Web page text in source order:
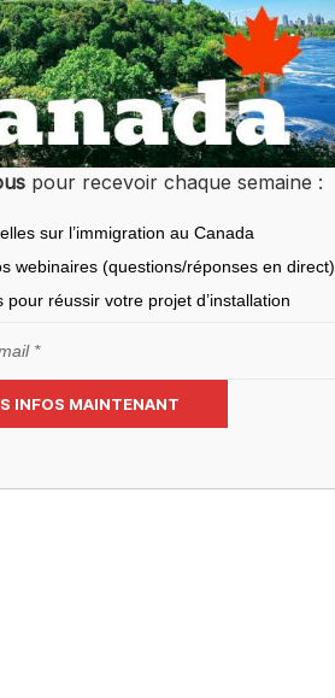
pour recevoir chaque semaine :
sur l’immigration au Canada
webinaires (questions/réponses en direct)
pour réussir votre projet d’installation